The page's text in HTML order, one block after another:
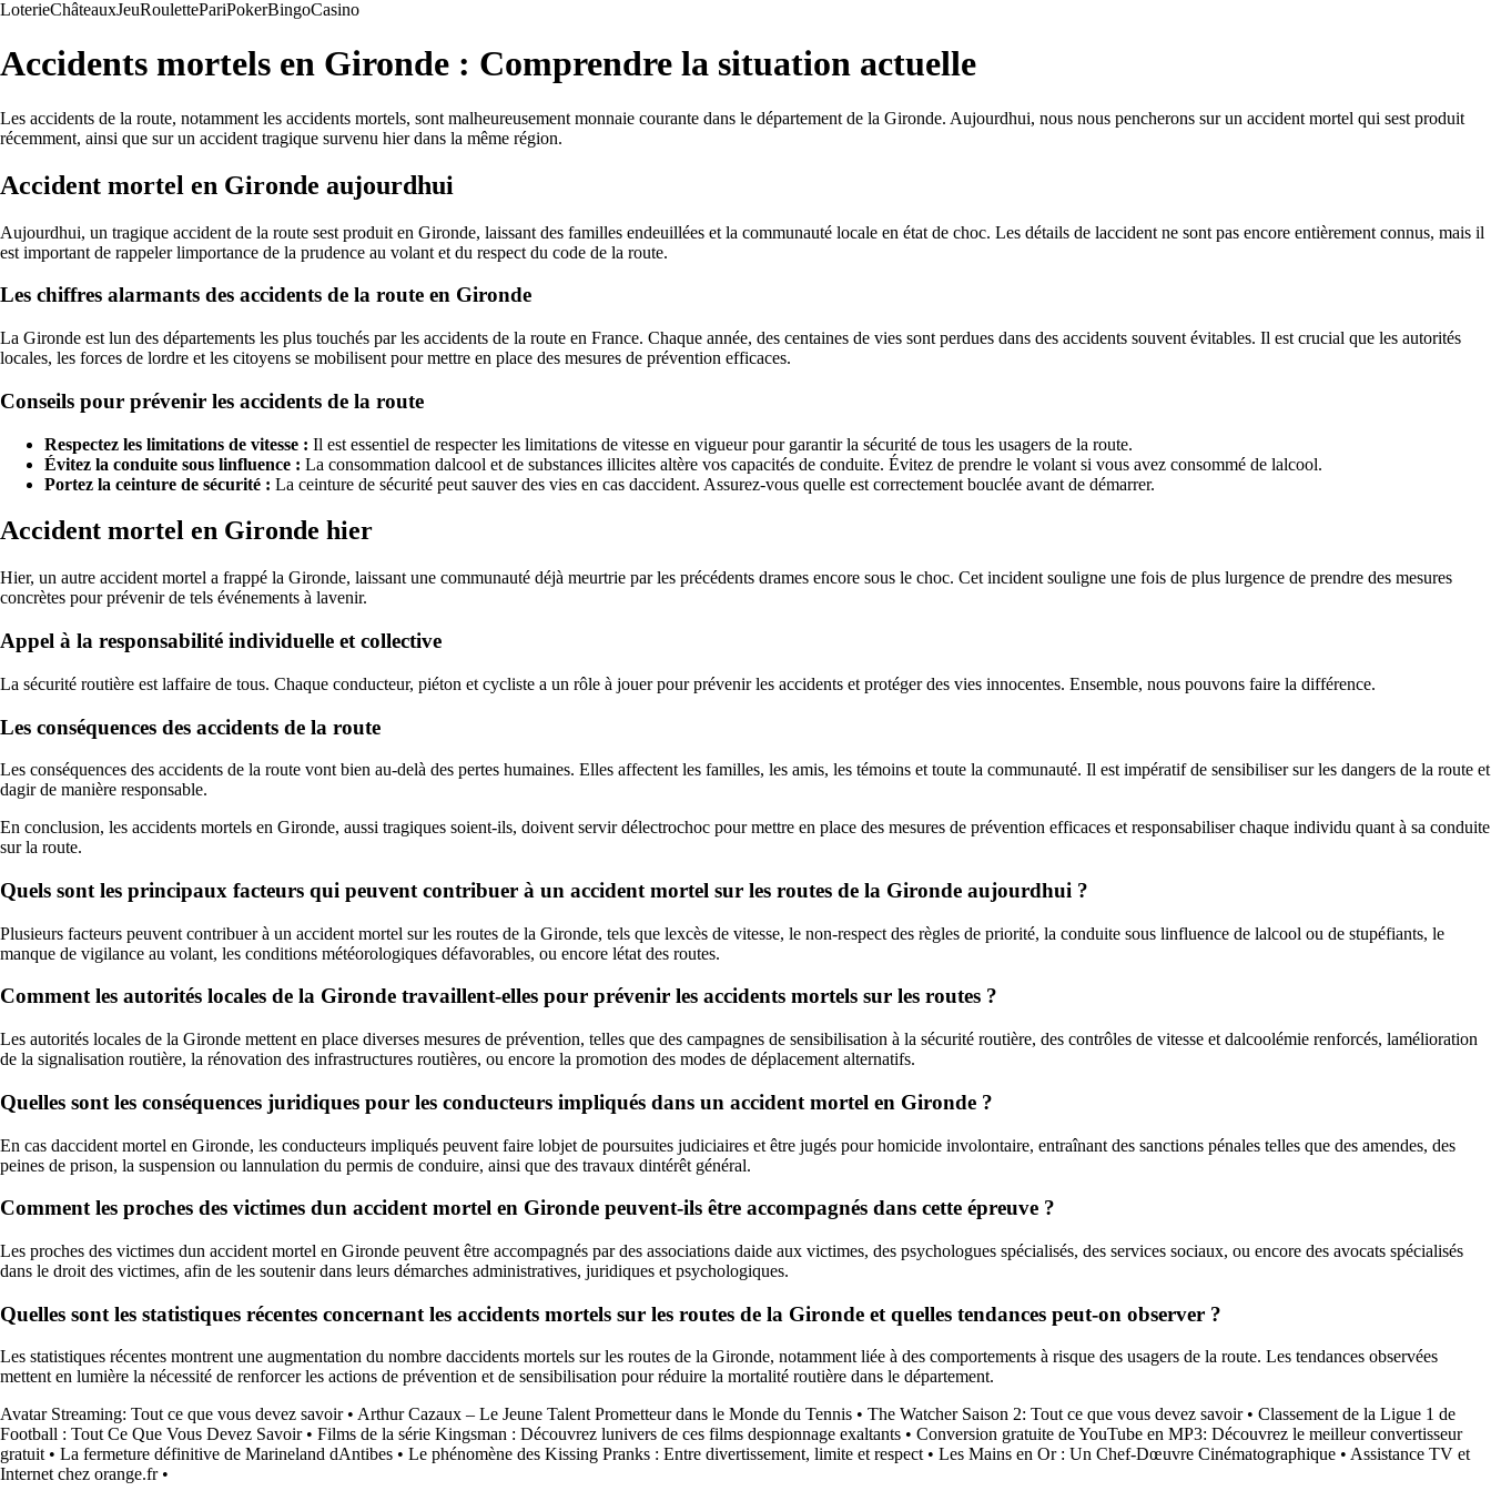
LoterieChâteauxJeuRoulettePariPokerBingoCasino
Accidents mortels en Gironde : Comprendre la situation actuelle
Les accidents de la route, notamment les accidents mortels, sont malheureusement monnaie courante dans le département de la Gironde. Aujourdhui, nous nous pencherons sur un accident mortel qui sest produit
récemment, ainsi que sur un accident tragique survenu hier dans la même région.
Accident mortel en Gironde aujourdhui
Aujourdhui, un tragique accident de la route sest produit en Gironde, laissant des familles endeuillées et la communauté locale en état de choc. Les détails de laccident ne sont pas encore entièrement connus, mais il
est important de rappeler limportance de la prudence au volant et du respect du code de la route.
Les chiffres alarmants des accidents de la route en Gironde
La Gironde est lun des départements les plus touchés par les accidents de la route en France. Chaque année, des centaines de vies sont perdues dans des accidents souvent évitables. Il est crucial que les autorités
locales, les forces de lordre et les citoyens se mobilisent pour mettre en place des mesures de prévention efficaces.
Conseils pour prévenir les accidents de la route
Respectez les limitations de vitesse : Il est essentiel de respecter les limitations de vitesse en vigueur pour garantir la sécurité de tous les usagers de la route.
Évitez la conduite sous linfluence : La consommation dalcool et de substances illicites altère vos capacités de conduite. Évitez de prendre le volant si vous avez consommé de lalcool.
Portez la ceinture de sécurité : La ceinture de sécurité peut sauver des vies en cas daccident. Assurez-vous quelle est correctement bouclée avant de démarrer.
Accident mortel en Gironde hier
Hier, un autre accident mortel a frappé la Gironde, laissant une communauté déjà meurtrie par les précédents drames encore sous le choc. Cet incident souligne une fois de plus lurgence de prendre des mesures
concrètes pour prévenir de tels événements à lavenir.
Appel à la responsabilité individuelle et collective
La sécurité routière est laffaire de tous. Chaque conducteur, piéton et cycliste a un rôle à jouer pour prévenir les accidents et protéger des vies innocentes. Ensemble, nous pouvons faire la différence.
Les conséquences des accidents de la route
Les conséquences des accidents de la route vont bien au-delà des pertes humaines. Elles affectent les familles, les amis, les témoins et toute la communauté. Il est impératif de sensibiliser sur les dangers de la route et
dagir de manière responsable.
En conclusion, les accidents mortels en Gironde, aussi tragiques soient-ils, doivent servir délectrochoc pour mettre en place des mesures de prévention efficaces et responsabiliser chaque individu quant à sa conduite
sur la route.
Quels sont les principaux facteurs qui peuvent contribuer à un accident mortel sur les routes de la Gironde aujourdhui ?
Plusieurs facteurs peuvent contribuer à un accident mortel sur les routes de la Gironde, tels que lexcès de vitesse, le non-respect des règles de priorité, la conduite sous linfluence de lalcool ou de stupéfiants, le
manque de vigilance au volant, les conditions météorologiques défavorables, ou encore létat des routes.
Comment les autorités locales de la Gironde travaillent-elles pour prévenir les accidents mortels sur les routes ?
Les autorités locales de la Gironde mettent en place diverses mesures de prévention, telles que des campagnes de sensibilisation à la sécurité routière, des contrôles de vitesse et dalcoolémie renforcés, lamélioration
de la signalisation routière, la rénovation des infrastructures routières, ou encore la promotion des modes de déplacement alternatifs.
Quelles sont les conséquences juridiques pour les conducteurs impliqués dans un accident mortel en Gironde ?
En cas daccident mortel en Gironde, les conducteurs impliqués peuvent faire lobjet de poursuites judiciaires et être jugés pour homicide involontaire, entraînant des sanctions pénales telles que des amendes, des
peines de prison, la suspension ou lannulation du permis de conduire, ainsi que des travaux dintérêt général.
Comment les proches des victimes dun accident mortel en Gironde peuvent-ils être accompagnés dans cette épreuve ?
Les proches des victimes dun accident mortel en Gironde peuvent être accompagnés par des associations daide aux victimes, des psychologues spécialisés, des services sociaux, ou encore des avocats spécialisés
dans le droit des victimes, afin de les soutenir dans leurs démarches administratives, juridiques et psychologiques.
Quelles sont les statistiques récentes concernant les accidents mortels sur les routes de la Gironde et quelles tendances peut-on observer ?
Les statistiques récentes montrent une augmentation du nombre daccidents mortels sur les routes de la Gironde, notamment liée à des comportements à risque des usagers de la route. Les tendances observées
mettent en lumière la nécessité de renforcer les actions de prévention et de sensibilisation pour réduire la mortalité routière dans le département.
Avatar Streaming: Tout ce que vous devez savoir• Arthur Cazaux – Le Jeune Talent Prometteur dans le Monde du Tennis • The Watcher Saison 2: Tout ce que vous devez savoir• Classement de la Ligue 1 de
Football : Tout Ce Que Vous Devez Savoir• Films de la série Kingsman : Découvrez lunivers de ces films despionnage exaltants • Conversion gratuite de YouTube en MP3: Découvrez le meilleur convertisseur
gratuit• La fermeture définitive de Marineland dAntibes • Le phénomène des Kissing Pranks : Entre divertissement, limite et respect• Les Mains en Or : Un Chef-Dœuvre Cinématographique • Assistance TV et
Internet chez orange.fr•